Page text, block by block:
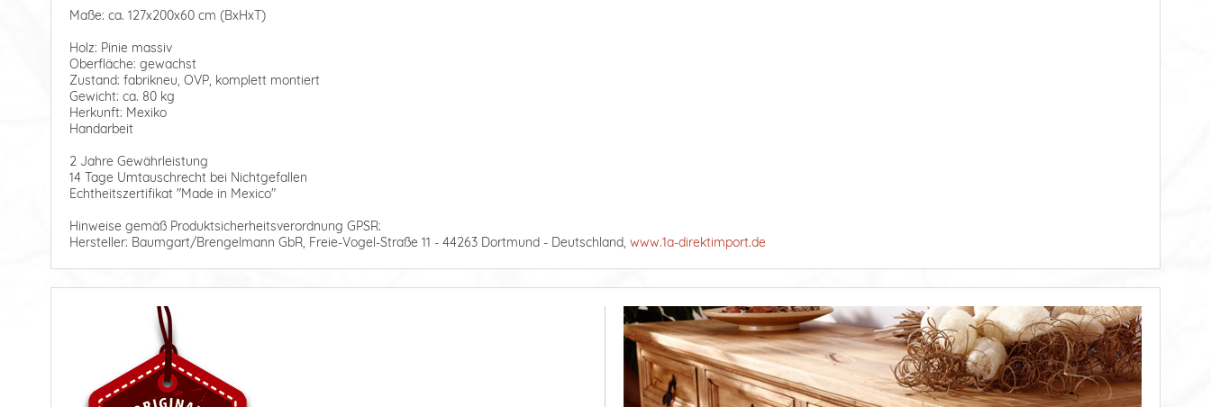
Maße: ca. 127x200x60 cm (BxHxT)
Holz: Pinie massiv
Oberfläche: gewachst
Zustand: fabrikneu, OVP, komplett montiert
Gewicht: ca. 80 kg
Herkunft: Mexiko
Handarbeit
2 Jahre Gewährleistung
14 Tage Umtauschrecht bei Nichtgefallen
Echtheitszertifikat "Made in Mexico"
Hinweise gemäß Produktsicherheitsverordnung GPSR:
Hersteller: Baumgart/Brengelmann GbR, Freie-Vogel-Straße 11 - 44263 Dortmund - Deutschland, www.1a-direktimport.de